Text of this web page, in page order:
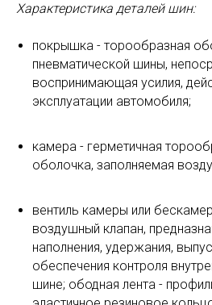
Характеристика деталей шин:
покрышка - торообразная
пневматической шины,
воспринимающая усилия,
эксплуатации автомобиля;
камера - герметичная
оболочка, заполняемая
вентиль камеры или
воздушный клапан,
наполнения, удержания,
обеспечения контроля
шине; ободная лента -